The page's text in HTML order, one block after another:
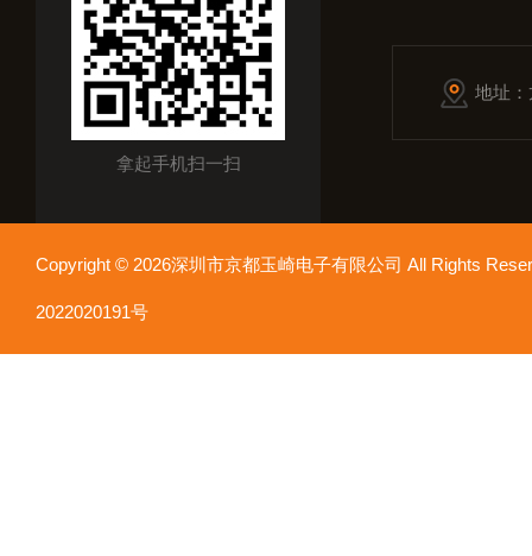
拿起手机扫一扫
地址
Copyright © 2026深圳市京都玉崎电子有限公司 All Rights
2022020191号